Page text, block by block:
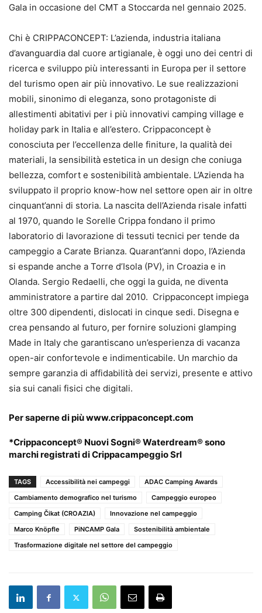
Gala in occasione del CMT a Stoccarda nel gennaio 2025.
Chi è CRIPPACONCEPT: L’azienda, industria italiana
d’avanguardia dal cuore artigianale, è oggi uno dei centri di
ricerca e sviluppo più interessanti in Europa per il settore
del turismo open air più innovativo. Le sue realizzazioni
mobili, sinonimo di eleganza, sono protagoniste di
allestimenti abitativi per i più innovativi camping village e
holiday park in Italia e all’estero. Crippaconcept è
conosciuta per l’eccellenza delle finiture, la qualità dei
materiali, la sensibilità estetica in un design che coniuga
bellezza, comfort e sostenibilità ambientale. L’Azienda ha
sviluppato il proprio know-how nel settore open air in oltre
cinquant’anni di storia. La nascita dell’Azienda risale infatti
al 1970, quando le Sorelle Crippa fondano il primo
laboratorio di lavorazione di tessuti tecnici per tende da
campeggio a Carate Brianza. Quarant’anni dopo, l’Azienda
si espande anche a Torre d’Isola (PV), in Croazia e in
Olanda. Sergio Redaelli, che oggi la guida, ne diventa
amministratore a partire dal 2010. Crippaconcept impiega
oltre 300 dipendenti, dislocati in cinque sedi. Disegna e
crea pensando al futuro, per fornire soluzioni glamping
Made in Italy che garantiscano un’esperienza di vacanza
open-air confortevole e indimenticabile. Un marchio da
sempre garanzia di affidabilità dei servizi, presente e attivo
sia sui canali fisici che digitali.
Per saperne di più www.crippaconcept.com
*Crippaconcept® Nuovi Sogni® Waterdream® sono
marchi registrati di Crippacampeggio Srl
TAGS Accessibilità nei campeggi
ADAC Camping Awards
Cambiamento demografico nel turismo
Campeggio europeo
Camping Čikat (CROAZIA)
Innovazione nel campeggio
Marco Knöpfle
PiNCAMP Gala
Sostenibilità ambientale
Trasformazione digitale nel settore del campeggio